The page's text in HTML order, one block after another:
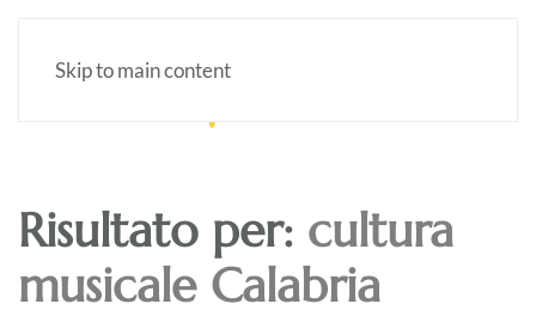
Skip to main content
Risultato per: cultura
musicale Calabria